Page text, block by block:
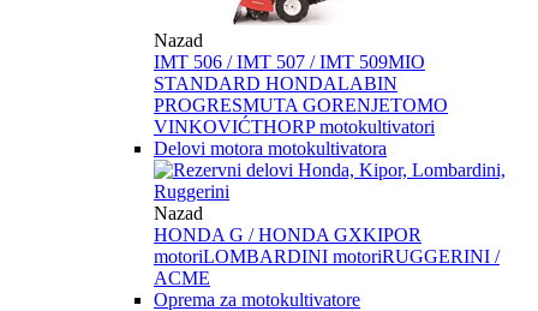
Nazad
IMT 506 / IMT 507 / IMT 509MIO
STANDARD HONDALABIN
PROGRESMUTA GORENJETOMO
VINKOVIĆTHORP motokultivatori
Delovi motora motokultivatora
Nazad
HONDA G / HONDA GXKIPOR
motoriLOMBARDINI motoriRUGGERINI /
ACME
Oprema za motokultivatore